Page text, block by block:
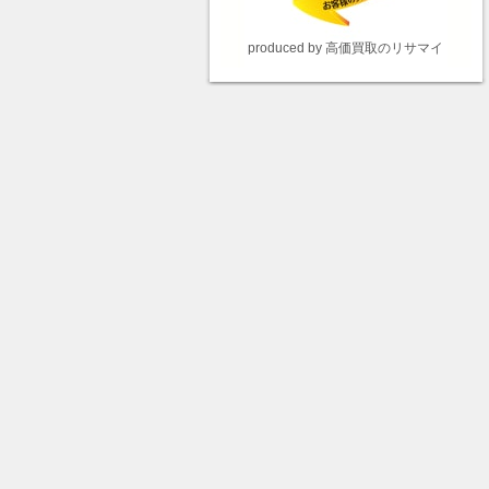
produced by 高価買取のリサマイ